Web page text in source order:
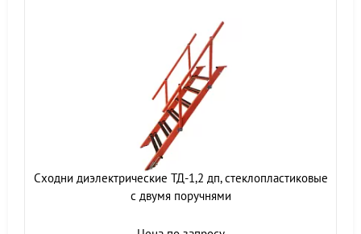
Сходни диэлектрические ТД-1,2 дп, стеклопластиковые
с двумя поручнями